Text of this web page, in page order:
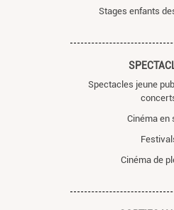
Stages enfants
Spectacles jeune
Cinéma en
Cinéma de